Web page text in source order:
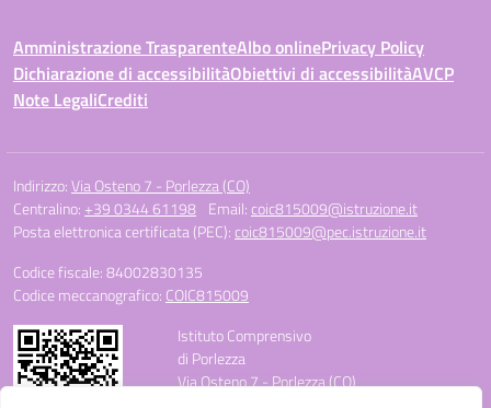
Amministrazione TrasparenteAlbo onlinePrivacy Policy
Dichiarazione di accessibilitàObiettivi di accessibilitàAVCP
Note LegaliCrediti
Indirizzo:Via Osteno 7 - Porlezza (CO)
Centralino: +39 0344 61198 Email:coic815009@istruzione.it
Posta elettronica certificata (PEC):coic815009@pec.istruzione.it
Codice fiscale: 84002830135
Codice meccanografico: COIC815009
Istituto Comprensivo
di Porlezza
Via Osteno 7 - Porlezza (CO)